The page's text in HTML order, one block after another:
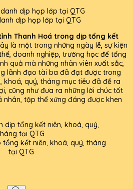
dịp họp lớp tại QTG
Thanh Hoá trong dịp tổng kết
là một trong những ngày lễ, sự kiện
doanh nghiệp, trường học để tổng
quả mà những nhân viên xuất sắc,
lãnh đạo tài ba đã đạt được trong
khoá, quý, tháng mục tiêu đã đề ra
cũng như đưa ra những lời chúc tốt
nhân, tập thể xứng đáng được khen
kết niên, khoá, quý, tháng
tại QTG